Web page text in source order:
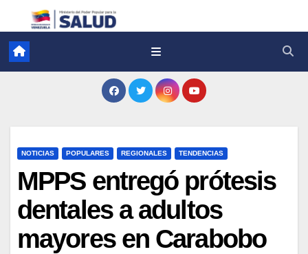
NOTICIAS POPULARES REGIONALES TENDENCIAS
MPPS entregó prótesis
dentales a adultos
mayores en Carabobo